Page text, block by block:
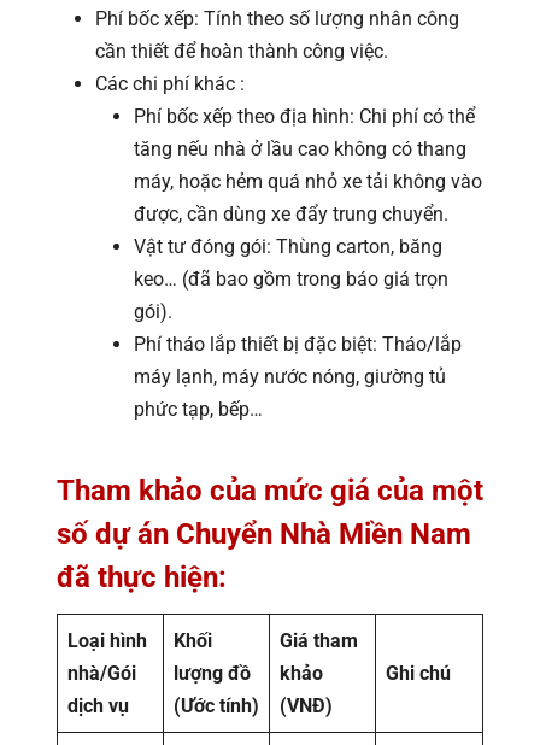
Phí bốc xếp: Tính theo số lượng nhân công
cần thiết để hoàn thành công việc.
Các chi phí khác :
Phí bốc xếp theo địa hình: Chi phí có thể
tăng nếu nhà ở lầu cao không có thang
máy, hoặc hẻm quá nhỏ xe tải không vào
được, cần dùng xe đẩy trung chuyển.
Vật tư đóng gói: Thùng carton, băng
keo… (đã bao gồm trong báo giá trọn
gói).
Phí tháo lắp thiết bị đặc biệt: Tháo/lắp
máy lạnh, máy nước nóng, giường tủ
phức tạp, bếp…
Tham khảo của mức giá của một
số dự án Chuyển Nhà Miền Nam
đã thực hiện:
Loại hình
nhà/Gói
dịch vụ
Khối
lượng đồ
(Ước tính)
Giá tham
khảo
(VNĐ)
Ghi chú